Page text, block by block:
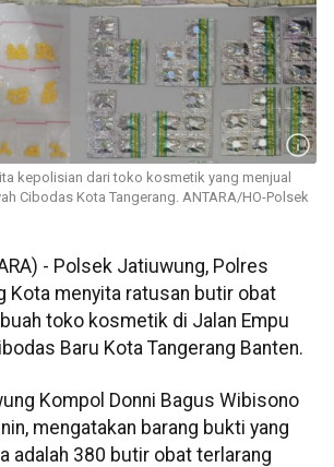
kepolisian dari toko kosmetik yang menjual
Cibodas Kota Tangerang. ANTARA/HO-Polsek
- Polsek Jatiuwung, Polres
Kota menyita ratusan butir obat
toko kosmetik di Jalan Empu
Baru Kota Tangerang Banten.
Kompol Donni Bagus Wibisono
mengatakan barang bukti yang
adalah 380 butir obat terlarang